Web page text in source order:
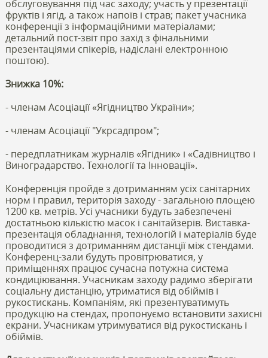
обслуговування під час заходу; участь у презентації
фруктів і ягід, а також напоїв і страв; пакет учасника
конференції з інформаційними матеріалами;
детальний пост-звіт про захід з фінальними
презентаціями спікерів, надіслані електронною
поштою).
Знижка 10%:
- членам Асоціації «Ягідництво України»;
- членам Асоціації "Укрсадпром";
- передплатникам журналів «Ягідник» і «Садівництво і
Виноградарство. Технології та Інновації».
Конференція пройде з дотриманням усіх санітарних
норм і правил, територія заходу - загальною площею
1200 кв. метрів. Усі учасники будуть забезпечені
достатньою кількістю масок і санітайзерів. Виставка-
презентація обладнання, технологій і матеріалів буде
проводитися з дотриманням дистанції між стендами.
Конференц-зали будуть провітрюватися, у
приміщеннях працює сучасна потужна система
кондиціювання. Учасникам заходу радимо зберігати
соціальну дистанцію, утриматися від обіймів і
рукостискань. Компаніям, які презентуватимуть
продукцію на стендах, пропонуємо встановити захисні
екрани. Учасникам утримуватися від рукостискань і
обіймів.